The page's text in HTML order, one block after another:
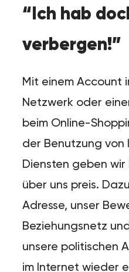
“Ich hab
verbergen!”
Mit einem Account
Netzwerk oder
beim Online-
der Benutzung
Diensten geben
über uns preis.
Adresse, unser
Beziehungsnetz
unsere politischen
im Internet wieder